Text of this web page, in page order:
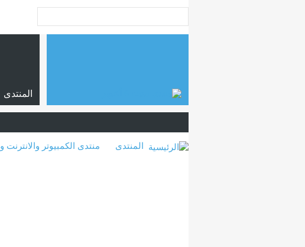
المنتدى
المنتدى منتدى الكمبيوتر والانترنت